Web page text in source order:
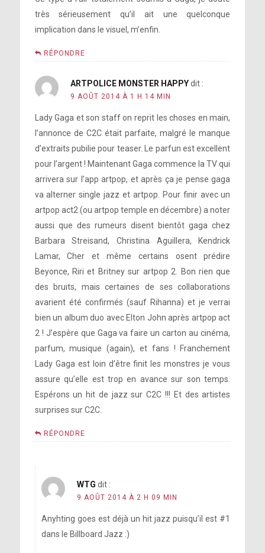
très sérieusement qu’il ait une quelconque
implication dans le visuel, m’enfin.
RÉPONDRE
ARTPOLICE MONSTER HAPPY dit :
9 AOÛT 2014 À 1 H 14 MIN
Lady Gaga et son staff on reprit les choses en main,
l’annonce de C2C était parfaite, malgré le manque
d’extraits pubilie pour teaser. Le parfun est excellent
pour l’argent ! Maintenant Gaga commence la TV qui
arrivera sur l’app artpop, et après ça je pense gaga
va alterner single jazz et artpop. Pour finir avec un
artpop act2 (ou artpop temple en décembre) a noter
aussi que des rumeurs disent bientôt gaga chez
Barbara Streisand, Christina Aguillera, Kendrick
Lamar, Cher et même certains osent prédire
Beyonce, Riri et Britney sur artpop 2. Bon rien que
des bruits, mais certaines de ses collaborations
avarient été confirmés (sauf Rihanna) et je verrai
bien un album duo avec Elton John après artpop act
2 ! J’espère que Gaga va faire un carton au cinéma,
parfum, musique (again), et fans ! Franchement
Lady Gaga est loin d’être finit les monstres je vous
assure qu’elle est trop en avance sur son temps.
Espérons un hit de jazz sur C2C !!! Et des artistes
surprises sur C2C.
RÉPONDRE
WTG dit :
9 AOÛT 2014 À 2 H 09 MIN
Anyhting goes est déjà un hit jazz puisqu’il est #1
dans le Billboard Jazz :)